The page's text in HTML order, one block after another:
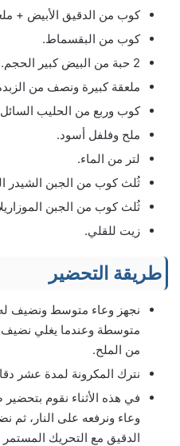
كوب من الدقيق الأبيض +
كوب من البقسماط.
2 حبة من البيض كبير الحجم.
ملعقة كبيرة ونصف من
كوب وربع من الحليب
ملح وفلفل أسود.
لتر من الماء.
ثُلث كوب من الجبن الشيدر
ثُلث كوب من الجبن
زيت للقلي.
طريقة التحضير
نجهز وعاء متوسط ونضيف له
متوسطة وعندما يغلي
من الملح.
نترك المكرونة لمدة عشر
في هذه الأثناء نقوم
وعاء ونرفعه على النار، ثم
الدقيق مع التحريك